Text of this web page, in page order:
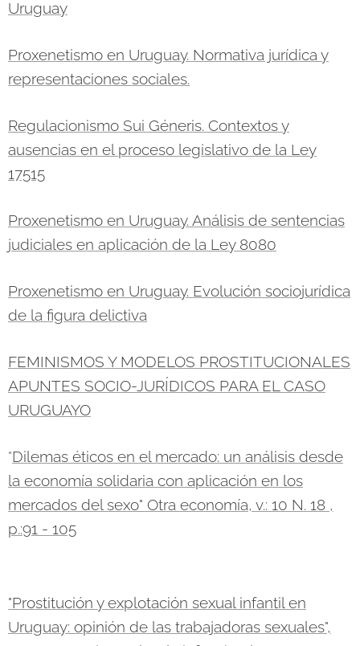
Uruguay
Proxenetismo en Uruguay. Normativa jurídica y
representaciones sociales.
Regulacionismo Sui Géneris. Contextos y
ausencias en el proceso legislativo de la Ley
17515
Proxenetismo en Uruguay. Análisis de sentencias
judiciales en aplicación de la Ley 8080
Proxenetismo en Uruguay. Evolución sociojurídica
de la figura delictiva
FEMINISMOS Y MODELOS PROSTITUCIONALES
APUNTES SOCIO-JURÍDICOS PARA EL CASO
URUGUAYO
"Dilemas éticos en el mercado: un análisis desde
la economía solidaria con aplicación en los
mercados del sexo" Otra economía, v.: 10 N. 18 ,
p.:91 - 105
"Prostitución y explotación sexual infantil en
Uruguay: opinión de las trabajadoras sexuales",